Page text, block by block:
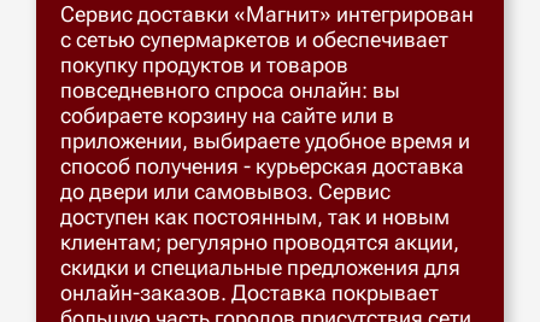
Сервис доставки «Магнит» интегрирован
с сетью супермаркетов и обеспечивает
покупку продуктов и товаров
повседневного спроса онлайн: вы
собираете корзину на сайте или в
приложении, выбираете удобное время и
способ получения - курьерская доставка
до двери или самовывоз. Сервис
доступен как постоянным, так и новым
клиентам; регулярно проводятся акции,
скидки и специальные предложения для
онлайн-заказов. Доставка покрывает